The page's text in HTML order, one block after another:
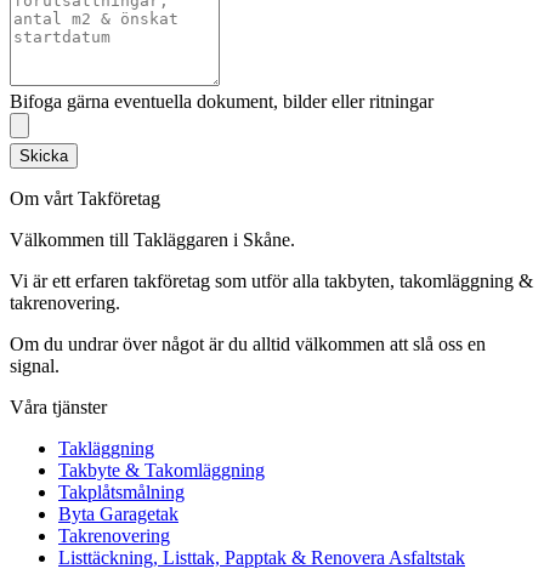
Bifoga gärna eventuella dokument, bilder eller ritningar
Skicka
Om vårt Takföretag
Välkommen till Takläggaren i Skåne.
Vi är ett erfaren takföretag som utför alla takbyten, takomläggning &
takrenovering.
Om du undrar över något är du alltid välkommen att slå oss en
signal.
Våra tjänster
Takläggning
Takbyte & Takomläggning
Takplåtsmålning
Byta Garagetak
Takrenovering
Listtäckning, Listtak, Papptak & Renovera Asfaltstak